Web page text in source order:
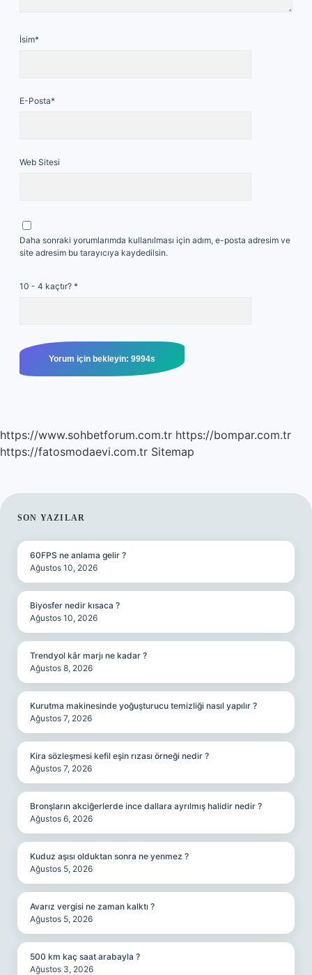
İsim*
E-Posta*
Web Sitesi
Daha sonraki yorumlarımda kullanılması için adım, e-posta adresim ve
site adresim bu tarayıcıya kaydedilsin.
10 - 4 kaçtır? *
https://www.sohbetforum.com.tr https://bompar.com.tr
https://fatosmodaevi.com.tr Sitemap
SIDEBAR
SON YAZILAR
60FPS ne anlama gelir ?
Ağustos 10, 2026
Biyosfer nedir kısaca ?
Ağustos 10, 2026
Trendyol kâr marjı ne kadar ?
Ağustos 8, 2026
Kurutma makinesinde yoğuşturucu temizliği nasıl yapılır ?
Ağustos 7, 2026
Kira sözleşmesi kefil eşin rızası örneği nedir ?
Ağustos 7, 2026
Bronşların akciğerlerde ince dallara ayrılmış halidir nedir ?
Ağustos 6, 2026
Kuduz aşısı olduktan sonra ne yenmez ?
Ağustos 5, 2026
Avarız vergisi ne zaman kalktı ?
Ağustos 5, 2026
500 km kaç saat arabayla ?
Ağustos 3, 2026